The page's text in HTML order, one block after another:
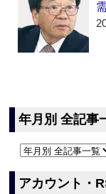
年月別 全記事
アカウント・